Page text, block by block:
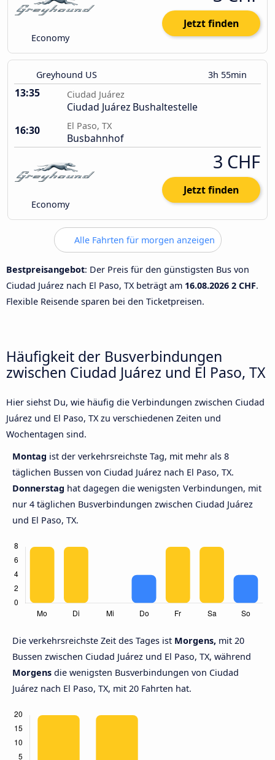
Economy
Jetzt finden
Greyhound US 3h 55min
13:35 Ciudad Juárez
Ciudad Juárez Bushaltestelle
16:30
El Paso, TX
Busbahnhof
Economy
3 CHF
Jetzt finden
Alle Fahrten für morgen anzeigen
Bestpreisangebot: Der Preis für den günstigsten Bus von
Ciudad Juárez nach El Paso, TX beträgt am 16.08.2026 2 CHF.
Flexible Reisende sparen bei den Ticketpreisen.
Häufigkeit der Busverbindungen
zwischen Ciudad Juárez und El Paso, TX
Hier siehst Du, wie häufig die Verbindungen zwischen Ciudad
Juárez und El Paso, TX zu verschiedenen Zeiten und
Wochentagen sind.
Montag ist der verkehrsreichste Tag, mit mehr als 8
täglichen Bussen von Ciudad Juárez nach El Paso, TX.
Donnerstag hat dagegen die wenigsten Verbindungen, mit
nur 4 täglichen Busverbindungen zwischen Ciudad Juárez
und El Paso, TX.
Die verkehrsreichste Zeit des Tages ist Morgens, mit 20
Bussen zwischen Ciudad Juárez und El Paso, TX, während
Morgens die wenigsten Busverbindungen von Ciudad
Juárez nach El Paso, TX, mit 20 Fahrten hat.